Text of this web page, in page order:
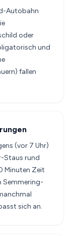
Autobahn
oder
und
fallen
(vor 7 Uhr)
Staus rund
Minuten Zeit
Semmering-
sich an.